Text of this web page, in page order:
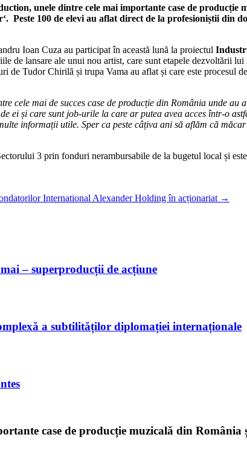
unele dintre cele mai importante case de producție
100 de elevi au aflat direct de la profesioniștii din
Ioan Cuza au participat în această lună la proiectul
de lansare ale unui nou artist, care sunt etapele dezvoltării
de Tudor Chirilă și trupa Vama au aflat și care este procesul
cele mai de succes case de producție din România unde au
ei și care sunt job-urile la care ar putea avea acces într-o
informații utile. Sper ca peste câțiva ani să aflăm că
3 prin fonduri nerambursabile de la bugetul local și
International Alexander Holding în acționariat →
– superproducții de acțiune
a subtilităților diplomației internaționale
case de producție muzicală din